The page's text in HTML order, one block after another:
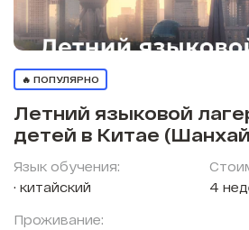
🔥 ПОПУЛЯРНО
Летний языковой
детей в Китае
Язык обучения:
китайский
Проживание:
4